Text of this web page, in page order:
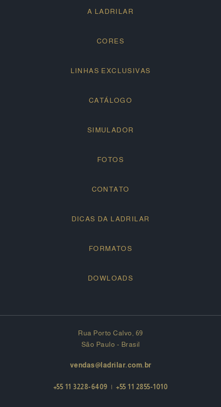
A LADRILAR
CORES
LINHAS EXCLUSIVAS
CATÁLOGO
SIMULADOR
FOTOS
CONTATO
DICAS DA LADRILAR
FORMATOS
DOWLOADS
Rua Porto Calvo, 69
São Paulo - Brasil
vendas@ladrilar.com.br
+55 11 3228-6409 | +55 11 2855-1010